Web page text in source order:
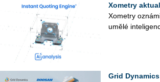
Xometry
Xo­me­t­ry
umělé
Grid